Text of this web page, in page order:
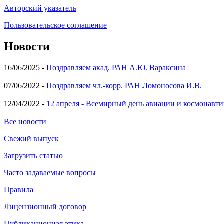
Авторский указатель
Пользовательское соглашение
Новости
16/06/2025 - Поздравляем акад. РАН А.Ю. Вараксина
07/06/2022 - Поздравляем чл.-корр. РАН Ломоносова И.В.
12/04/2022 - 12 апреля - Всемирный день авиации и
Все новости
Свежий выпуск
Загрузить статью
Часто задаваемые вопросы
Правила
Лицензионный договор